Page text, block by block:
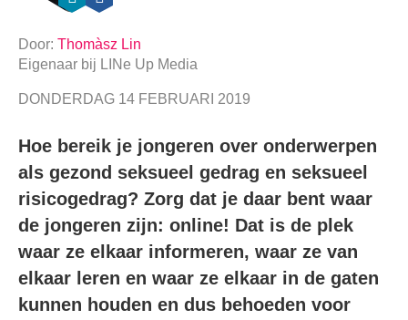
Door: Thomàsz Lin
Eigenaar bij LINe Up Media
DONDERDAG 14 FEBRUARI 2019
Hoe bereik je jongeren over onderwerpen
als gezond seksueel gedrag en seksueel
risicogedrag? Zorg dat je daar bent waar
de jongeren zijn: online! Dat is de plek
waar ze elkaar informeren, waar ze van
elkaar leren en waar ze elkaar in de gaten
kunnen houden en dus behoeden voor